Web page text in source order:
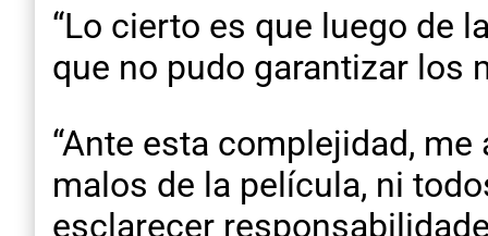
“Lo cierto es que luego de
que no pudo garantizar los
“Ante esta complejidad,
malos de la película, ni
esclarecer